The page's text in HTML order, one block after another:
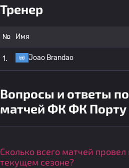
Тренер
№ Имя
1. Joao Brandao
Вопросы и ответы
матчей ФК ФК Порту
Сколько всего матчей
текущем сезоне?